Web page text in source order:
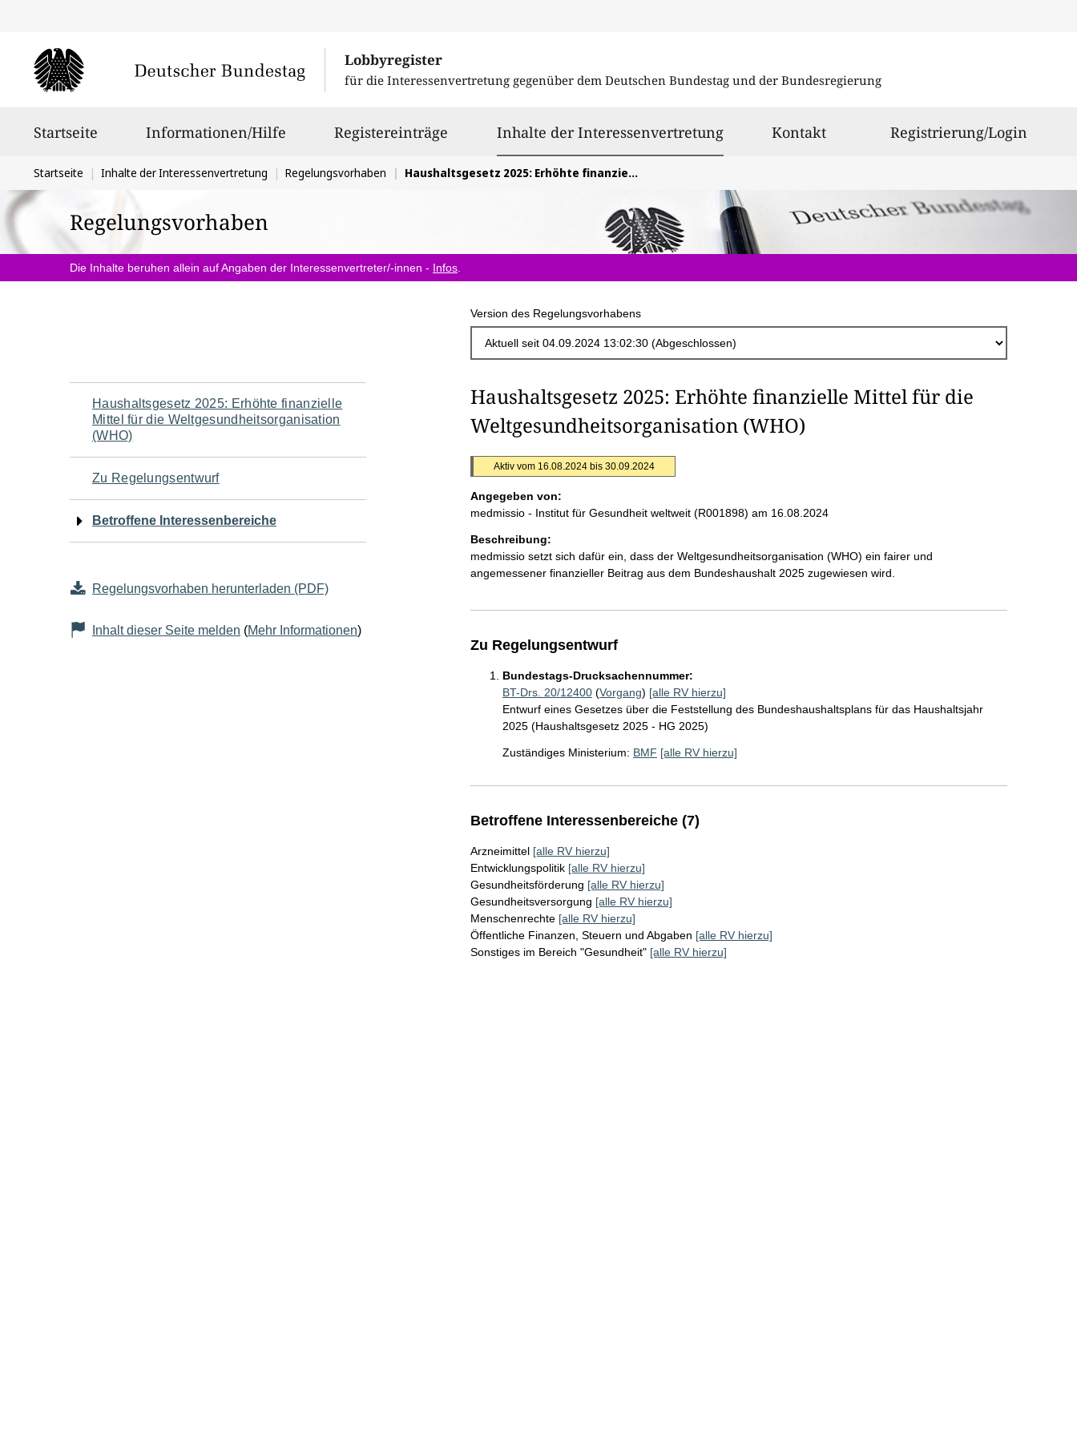
Lobbyregister
für die Interessenvertretung gegenüber dem Deutschen Bundestag und der Bundesregierung
Startseite Informationen/Hilfe Registereinträge Inhalte der Interessenvertretungausgewählt
Kontakt Registrierung/Login
Sie
befinden
sich
hier:
Startseite Inhalte der Interessenvertretung Regelungsvorhaben Haushaltsgesetz 2025: Erhöhte finanzielle Mittel für die Weltgesundheitsorganisation (WHO)
Regelungsvorhaben
Die Inhalte beruhen allein auf Angaben der Interessenvertreter/-innen - Infos
Version des Regelungsvorhabens
Navigation
für
den
Seiteninhalt
Haushaltsgesetz 2025: Erhöhte finanzielle
Mittel für die Weltgesundheitsorganisation
(WHO)
Zu Regelungsentwurf
Betroffene Interessenbereiche
Regelungsvorhaben herunterladen (PDF)
Inhalt dieser Seite melden (Mehr Informationen)
Haushaltsgesetz 2025: Erhöhte finanzielle Mittel für die
Weltgesundheitsorganisation (WHO)
Aktiv vom 16.08.2024 bis 30.09.2024
Angegeben von:
medmissio - Institut für Gesundheit weltweit (R001898) am 16.08.2024
Beschreibung:
medmissio setzt sich dafür ein, dass der Weltgesundheitsorganisation (WHO) ein fairer und
angemessener finanzieller Beitrag aus dem Bundeshaushalt 2025 zugewiesen wird.
Zu Regelungsentwurf
Bundestags-Drucksachennummer:
BT-Drs. 20/12400(Vorgang) [alle RV hierzu]
Entwurf eines Gesetzes über die Feststellung des Bundeshaushaltsplans für das Haushaltsjahr
2025 (Haushaltsgesetz 2025 - HG 2025)
Zuständiges Ministerium: BMF [alle RV hierzu]
Betroffene Interessenbereiche (7)
Arzneimittel [alle RV hierzu]
Entwicklungspolitik [alle RV hierzu]
Gesundheitsförderung [alle RV hierzu]
Gesundheitsversorgung [alle RV hierzu]
Menschenrechte [alle RV hierzu]
Öffentliche Finanzen, Steuern und Abgaben [alle RV hierzu]
Sonstiges im Bereich "Gesundheit" [alle RV hierzu]